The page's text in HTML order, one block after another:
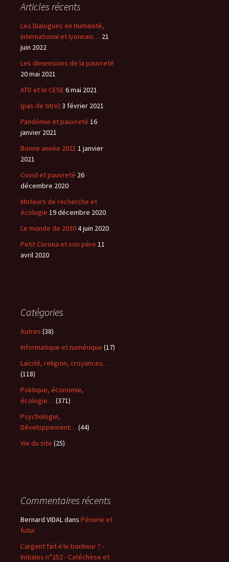
Articles récents
Les Dialogues en Humanité,
international et lyonnais… 21
juin 2022
Les dimensions de la pauvreté
20 mai 2021
ATD et le CESE6 mai 2021
(pas de titre) 3 février 2021
Pandémie et pauvreté 16
janvier 2021
Bonne année 2021 1 janvier
2021
Covid et pauvreté 26
décembre 2020
Moteurs de recherche et
écologie 19 décembre 2020
Le monde de 20304 juin 2020
Petit Corona et son père 11
avril 2020
Catégories
Autres (38)
Informatique et numérique (17)
Laïcité, religion, croyances…
(118)
Politique, économie,
écologie… (371)
Psychologie,
Développement… (44)
Vie du site (25)
Commentaires récents
Bernard VIDALdans Pénurie et
futur
L'argent fait-il le bonheur ? -
Initiales n°252 - Catéchèse et